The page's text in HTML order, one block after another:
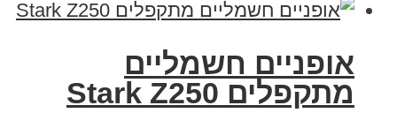
‏אופניים חשמליים
‏מתקפלים Stark Z250